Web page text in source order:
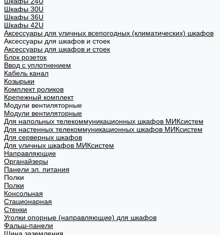
Шкафы 30U
Шкафы 36U
Шкафы 42U
Аксессуары для уличных всепогодных (климатических) шкафов
Аксессуары для шкафов и стоек
Аксессуары для шкафов и стоек
Блок розеток
Ввод с уплотнением
Кабель канал
Козырьки
Комплект роликов
Крепежный комплект
Модули вентиляторные
Модули вентиляторные
Для напольных телекоммуникационных шкафов МИКсистем
Для настенных телекоммуникационных шкафов МИКсистем
Для серверных шкафов
Для уличных шкафов МИКсистем
Направляющие
Органайзеры
Панели эл. питания
Полки
Полки
Консольная
Стационарная
Стенки
Уголки опорные (направляющие) для шкафов
Фальш-панели